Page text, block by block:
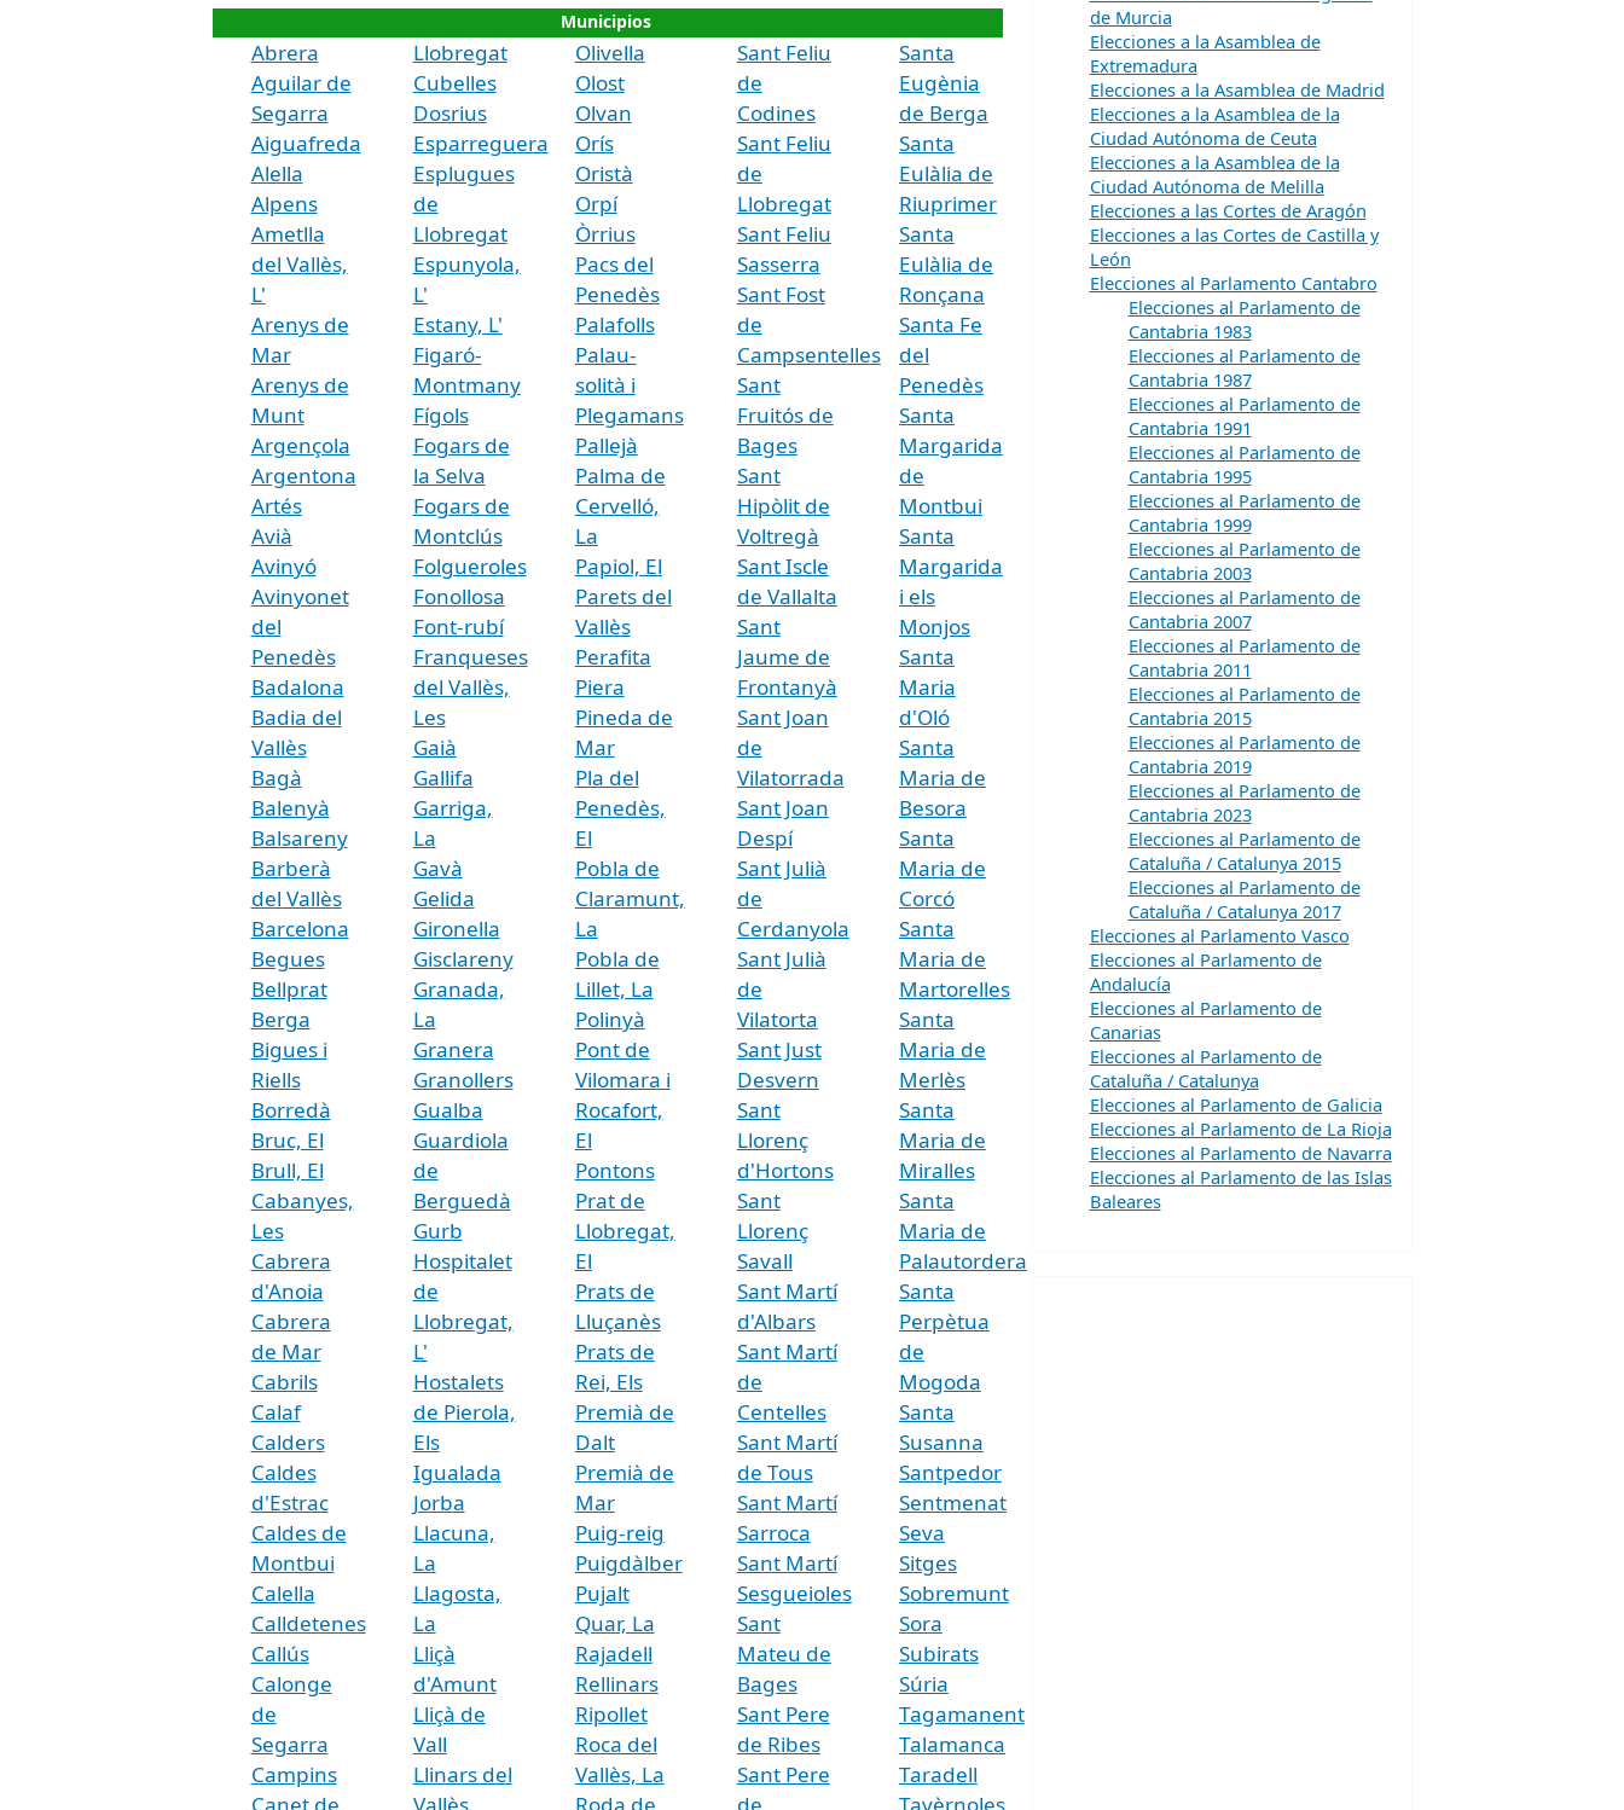
Municipios
Abrera
Aguilar de
Segarra
Aiguafreda
Alella
Alpens
Ametlla
del Vallès,
L'
Arenys de
Mar
Arenys de
Munt
Argençola
Argentona
Artés
Avià
Avinyó
Avinyonet
del
Penedès
Badalona
Badia del
Vallès
Bagà
Balenyà
Balsareny
Barberà
del Vallès
Barcelona
Begues
Bellprat
Berga
Bigues i
Riells
Borredà
Bruc, El
Brull, El
Cabanyes,
Les
Cabrera
d'Anoia
Cabrera
de Mar
Cabrils
Calaf
Calders
Caldes
d'Estrac
Caldes de
Montbui
Calella
Calldetenes
Callús
Calonge
de
Segarra
Campins
Canet de
Llobregat
Cubelles
Dosrius
Esparreguera
Esplugues
de
Llobregat
Espunyola,
L'
Estany, L'
Figaró-
Montmany
Fígols
Fogars de
la Selva
Fogars de
Montclús
Folgueroles
Fonollosa
Font-rubí
Franqueses
del Vallès,
Les
Gaià
Gallifa
Garriga,
La
Gavà
Gelida
Gironella
Gisclareny
Granada,
La
Granera
Granollers
Gualba
Guardiola
de
Berguedà
Gurb
Hospitalet
de
Llobregat,
L'
Hostalets
de Pierola,
Els
Igualada
Jorba
Llacuna,
La
Llagosta,
La
Lliçà
d'Amunt
Lliçà de
Vall
Llinars del
Vallès
Olivella
Olost
Olvan
Orís
Oristà
Orpí
Òrrius
Pacs del
Penedès
Palafolls
Palau-
solità i
Plegamans
Pallejà
Palma de
Cervelló,
La
Papiol, El
Parets del
Vallès
Perafita
Piera
Pineda de
Mar
Pla del
Penedès,
El
Pobla de
Claramunt,
La
Pobla de
Lillet, La
Polinyà
Pont de
Vilomara i
Rocafort,
El
Pontons
Prat de
Llobregat,
El
Prats de
Lluçanès
Prats de
Rei, Els
Premià de
Dalt
Premià de
Mar
Puig-reig
Puigdàlber
Pujalt
Quar, La
Rajadell
Rellinars
Ripollet
Roca del
Vallès, La
Roda de
Sant Feliu
de
Codines
Sant Feliu
de
Llobregat
Sant Feliu
Sasserra
Sant Fost
de
Campsentelles
Sant
Fruitós de
Bages
Sant
Hipòlit de
Voltregà
Sant Iscle
de Vallalta
Sant
Jaume de
Frontanyà
Sant Joan
de
Vilatorrada
Sant Joan
Despí
Sant Julià
de
Cerdanyola
Sant Julià
de
Vilatorta
Sant Just
Desvern
Sant
Llorenç
d'Hortons
Sant
Llorenç
Savall
Sant Martí
d'Albars
Sant Martí
de
Centelles
Sant Martí
de Tous
Sant Martí
Sarroca
Sant Martí
Sesgueioles
Sant
Mateu de
Bages
Sant Pere
de Ribes
Sant Pere
de
Santa
Eugènia
de Berga
Santa
Eulàlia de
Riuprimer
Santa
Eulàlia de
Ronçana
Santa Fe
del
Penedès
Santa
Margarida
de
Montbui
Santa
Margarida
i els
Monjos
Santa
Maria
d'Oló
Santa
Maria de
Besora
Santa
Maria de
Corcó
Santa
Maria de
Martorelles
Santa
Maria de
Merlès
Santa
Maria de
Miralles
Santa
Maria de
Palautordera
Santa
Perpètua
de
Mogoda
Santa
Susanna
Santpedor
Sentmenat
Seva
Sitges
Sobremunt
Sora
Subirats
Súria
Tagamanent
Talamanca
Taradell
Tavèrnoles
de Murcia
Elecciones a la Asamblea de
Extremadura
Elecciones a la Asamblea de Madrid
Elecciones a la Asamblea de la
Ciudad Autónoma de Ceuta
Elecciones a la Asamblea de la
Ciudad Autónoma de Melilla
Elecciones a las Cortes de Aragón
Elecciones a las Cortes de Castilla y
León
Elecciones al Parlamento Cantabro
Elecciones al Parlamento de
Cantabria 1983
Elecciones al Parlamento de
Cantabria 1987
Elecciones al Parlamento de
Cantabria 1991
Elecciones al Parlamento de
Cantabria 1995
Elecciones al Parlamento de
Cantabria 1999
Elecciones al Parlamento de
Cantabria 2003
Elecciones al Parlamento de
Cantabria 2007
Elecciones al Parlamento de
Cantabria 2011
Elecciones al Parlamento de
Cantabria 2015
Elecciones al Parlamento de
Cantabria 2019
Elecciones al Parlamento de
Cantabria 2023
Elecciones al Parlamento de
Cataluña / Catalunya 2015
Elecciones al Parlamento de
Cataluña / Catalunya 2017
Elecciones al Parlamento Vasco
Elecciones al Parlamento de
Andalucía
Elecciones al Parlamento de
Canarias
Elecciones al Parlamento de
Cataluña / Catalunya
Elecciones al Parlamento de Galicia
Elecciones al Parlamento de La Rioja
Elecciones al Parlamento de Navarra
Elecciones al Parlamento de las Islas
Baleares